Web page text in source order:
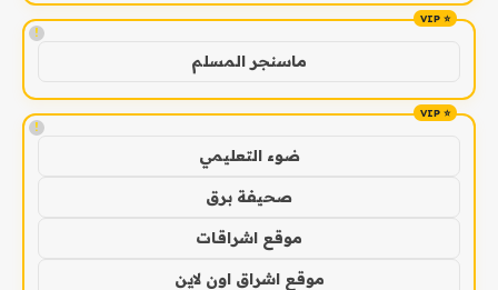
!
ماسنجر المسلم
!
ضوء التعليمي
صحيفة برق
موقع اشراقات
موقع اشراق اون لاين